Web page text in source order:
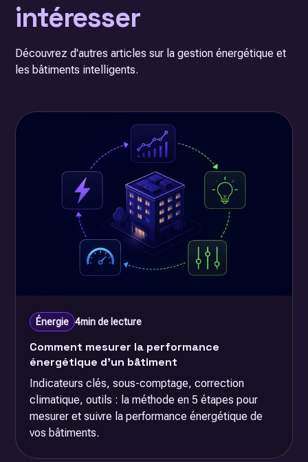
intéresser
Découvrez d'autres articles sur la gestion énergétique et
les bâtiments intelligents.
Énergie 4min de lecture
Comment mesurer la performance
énergétique d'un bâtiment
Indicateurs clés, sous-comptage, correction
climatique, outils : la méthode en 5 étapes pour
mesurer et suivre la performance énergétique de
vos bâtiments.